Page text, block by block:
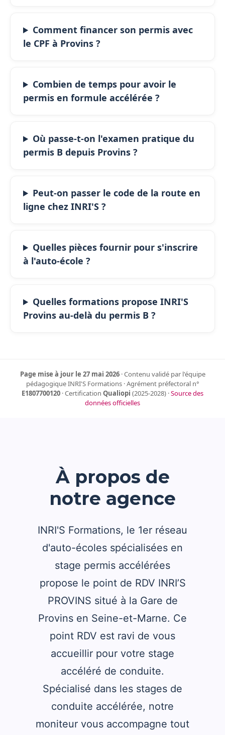
Comment financer son permis avec
le CPF à Provins ?
Combien de temps pour avoir le
permis en formule accélérée ?
Où passe-t-on l'examen pratique du
permis B depuis Provins ?
Peut-on passer le code de la route en
ligne chez INRI'S ?
Quelles pièces fournir pour s'inscrire
à l'auto-école ?
Quelles formations propose INRI'S
Provins au-delà du permis B ?
Page mise à jour le 27 mai 2026· Contenu validé par l'équipe
pédagogique INRI'S Formations · Agrément préfectoral n°
E1807700120 · Certification Qualiopi (2025-2028) ·Source des
données officielles
À propos de
notre agence
INRI'S Formations, le 1er réseau
d'auto-écoles spécialisées en
stage permis accélérées
propose le point de RDV INRI’S
PROVINS situé à la Gare de
Provins en Seine-et-Marne. Ce
point RDV est ravi de vous
accueillir pour votre stage
accéléré de conduite.
Spécialisé dans les stages de
conduite accélérée, notre
moniteur vous accompagne tout